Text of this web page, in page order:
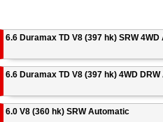
6.6 Duramax TD V8 (397 hk) SRW
6.6 Duramax TD V8 (397 hk) 4WD
6.0 V8 (360 hk) SRW Automatic